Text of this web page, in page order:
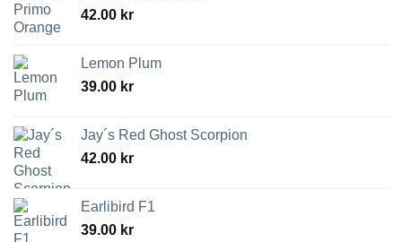
42.00 kr
Lemon Plum
39.00 kr
Jay´s Red Ghost Scorpion
42.00 kr
Earlibird F1
39.00 kr